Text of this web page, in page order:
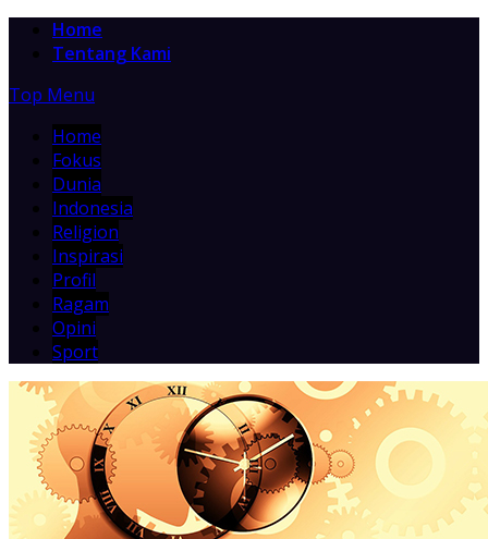
Home
Tentang Kami
Top Menu
Home
Fokus
Dunia
Indonesia
Religion
Inspirasi
Profil
Ragam
Opini
Sport